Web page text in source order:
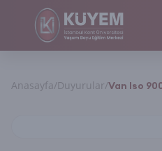
Anasayfa/Duyurular/Van Iso